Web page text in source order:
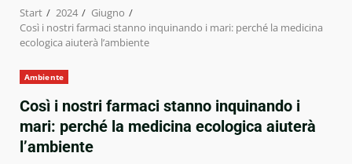
Start 2024
Giugno
Così i nostri farmaci stanno inquinando i mari: perché la medicina
ecologica aiuterà l’ambiente
Ambiente
Così i nostri farmaci stanno inquinando i
mari: perché la medicina ecologica aiuterà
l’ambiente